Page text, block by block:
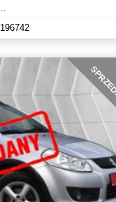
196742